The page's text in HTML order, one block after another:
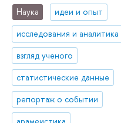
Наука
идеи и опыт
исследования и аналитика
взгляд ученого
статистические данные
репортаж о событии
арамеистика